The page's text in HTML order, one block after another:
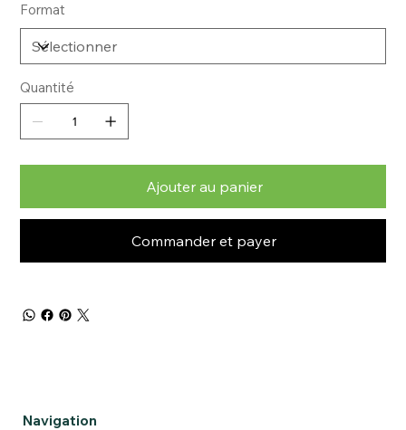
Format
Quantité
Ajouter au panier
Commander et payer
Navigation